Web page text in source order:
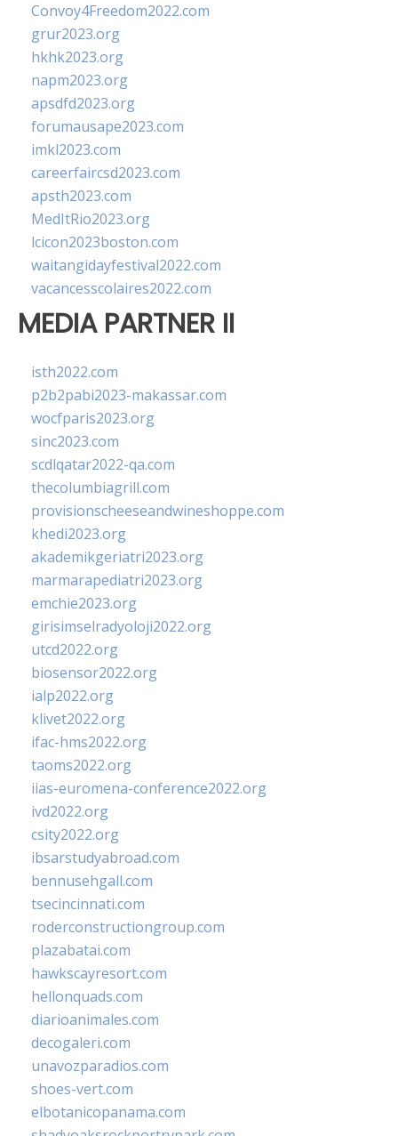
Convoy4Freedom2022.com
grur2023.org
hkhk2023.org
napm2023.org
apsdfd2023.org
forumausape2023.com
imkl2023.com
careerfaircsd2023.com
apsth2023.com
MedItRio2023.org
lcicon2023boston.com
waitangidayfestival2022.com
vacancesscolaires2022.com
MEDIA PARTNER II
isth2022.com
p2b2pabi2023-makassar.com
wocfparis2023.org
sinc2023.com
scdlqatar2022-qa.com
thecolumbiagrill.com
provisionscheeseandwineshoppe.com
khedi2023.org
akademikgeriatri2023.org
marmarapediatri2023.org
emchie2023.org
girisimselradyoloji2022.org
utcd2022.org
biosensor2022.org
ialp2022.org
klivet2022.org
ifac-hms2022.org
taoms2022.org
iias-euromena-conference2022.org
ivd2022.org
csity2022.org
ibsarstudyabroad.com
bennusehgall.com
tsecincinnati.com
roderconstructiongroup.com
plazabatai.com
hawkscayresort.com
hellonquads.com
diarioanimales.com
decogaleri.com
unavozparadios.com
shoes-vert.com
elbotanicopanama.com